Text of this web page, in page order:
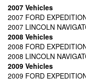
2007 Vehicles
2007 FORD
2007 LINCOLN
2008 Vehicles
2008 FORD
2008 LINCOLN
2009 Vehicles
2009 FORD